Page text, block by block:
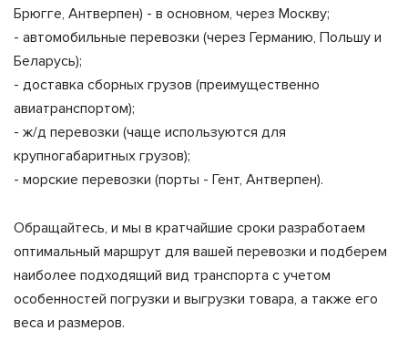
Брюгге, Антверпен) - в основном, через Москву;
- автомобильные перевозки (через Германию, Польшу и
Беларусь);
- доставка сборных грузов (преимущественно
авиатранспортом);
- ж/д перевозки (чаще используются для
крупногабаритных грузов);
- морские перевозки (порты - Гент, Антверпен).
Обращайтесь, и мы в кратчайшие сроки разработаем
оптимальный маршрут для вашей перевозки и подберем
наиболее подходящий вид транспорта с учетом
особенностей погрузки и выгрузки товара, а также его
веса и размеров.